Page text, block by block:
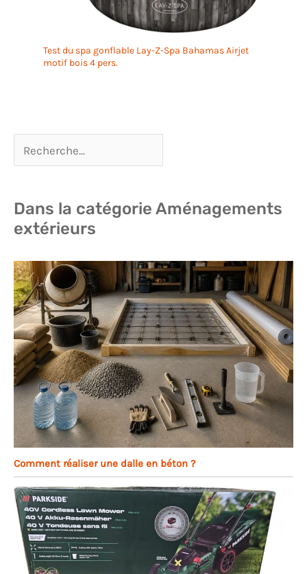
Test du spa gonflable Lay-Z-Spa Bahamas Airjet
motif bois 4 pers.
Dans la catégorie Aménagements
extérieurs
Comment réaliser une dalle en béton ?